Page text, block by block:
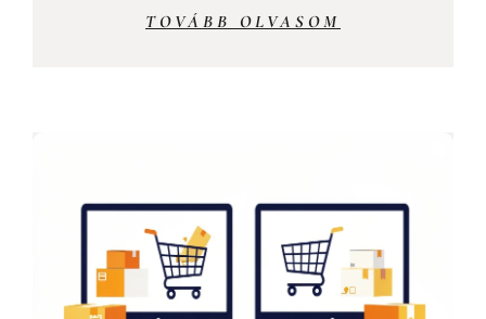
TOVÁBB OLVASOM